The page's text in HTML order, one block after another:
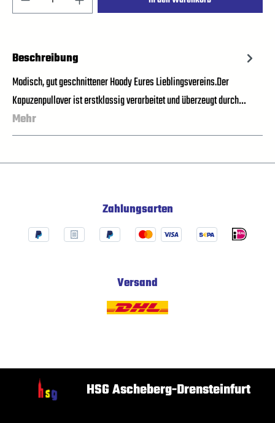
Beschreibung
Modisch, gut geschnittener Hoody Eures Lieblingsvereins.Der
Kapuzenpullover ist erstklassig verarbeitet und überzeugt durch…
Mehr
Zahlungsarten
Versand
HSG Ascheberg-Drensteinfurt